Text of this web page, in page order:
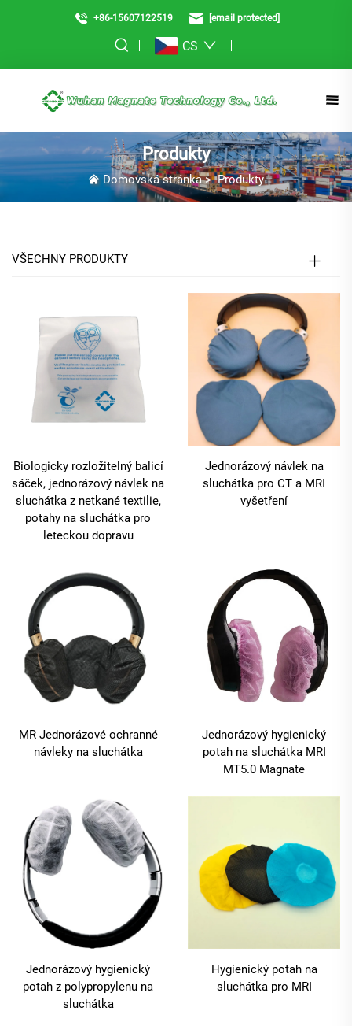
+86-15607122519 [email protected]
CS
Produkty
Domovská stránka>Produkty
VŠECHNY PRODUKTY
Biologicky rozložitelný balicí
sáček, jednorázový návlek na
sluchátka z netkané textilie,
potahy na sluchátka pro
leteckou dopravu
Jednorázový návlek na
sluchátka pro CT a MRI
vyšetření
MR Jednorázové ochranné
návleky na sluchátka
Jednorázový hygienický
potah na sluchátka MRI
MT5.0 Magnate
Jednorázový hygienický
potah z polypropylenu na
sluchátka
Hygienický potah na
sluchátka pro MRI